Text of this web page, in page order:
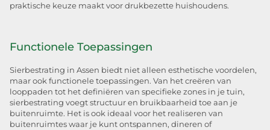
praktische keuze maakt voor drukbezette huishoudens.
Functionele Toepassingen
Sierbestrating in Assen biedt niet alleen esthetische voordelen,
maar ook functionele toepassingen. Van het creëren van
looppaden tot het definiëren van specifieke zones in je tuin,
sierbestrating voegt structuur en bruikbaarheid toe aan je
buitenruimte. Het is ook ideaal voor het realiseren van
buitenruimtes waar je kunt ontspannen, dineren of